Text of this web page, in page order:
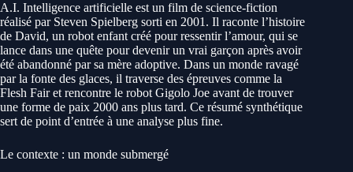
A.I. Intelligence artificielle est un film de science-fiction
réalisé par Steven Spielberg sorti en 2001. Il raconte l’histoire
de David, un robot enfant créé pour ressentir l’amour, qui se
lance dans une quête pour devenir un vrai garçon après avoir
été abandonné par sa mère adoptive. Dans un monde ravagé
par la fonte des glaces, il traverse des épreuves comme la
Flesh Fair et rencontre le robot Gigolo Joe avant de trouver
une forme de paix 2000 ans plus tard. Ce résumé synthétique
sert de point d’entrée à une analyse plus fine.
Le contexte : un monde submergé